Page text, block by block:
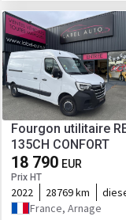
Fourgon utilitaire
135CH CONFORT
18 790 EUR
Prix HT
2022 28769 km
France, Arnage